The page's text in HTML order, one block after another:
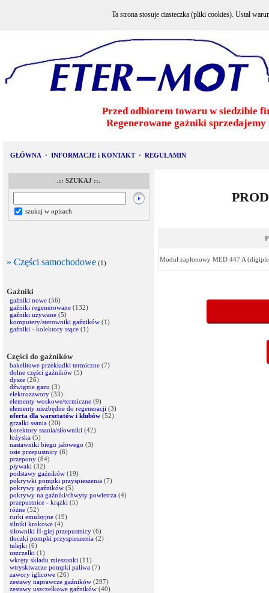
Przed odbiorem towaru w siedzibie
Regenerowane gaźniki
GŁÓWNA · INFORMACJE i KONTAKT · REGULAMIN
.:: SZUKAJ ::.
szukaj w opisach
» Części samochodowe (1)
Gaźniki
gaźniki nowe (56)
gaźniki regenerowane (132)
gaźniki używane (5)
komputery/sterowniki gaźników (1)
gaźniki - kolektory ssące (1)
Części do gaźników
bakelitowe przekładki termiczne (7)
dolne części gaźników (5)
dysze (26)
dźwignie gazu (3)
elektrozawory (33)
elementy woskowe/termiczne (9)
elementy niezbędne do regeneracji (3)
oferta dla warsztatów i klubów (52)
grzałki ssania (20)
korektory ssania/siłowniki (42)
łożyska (5)
nastawniki biegu jałowego (3)
osie przepustnicy (6)
przepony (84)
pływaki (32)
podstawy gaźników (19)
pokrywki pompki przyspieszenia (7)
pokrywy gaźników (5)
pokrywy na gaźniki/chwyty powietrza (4)
przepustnice - krążki (5)
różne (52)
rurki emulsyjne (19)
silniki krokowe (4)
siłowniki II-giej przepustnicy (6)
tłoczki pompki przyspieszenia (2)
tulejki (6)
uszczelki (1)
wkręty składu mieszanki (11)
wtryskiwacze pompki paliwa (7)
zawory iglicowe (26)
zestawy naprawcze gaźników (297)
zestawy uszczelkowe gaźników (40)
Moduł zapłonowy MED 447 A
Ta strona stosuje ciasteczka (pliki cookies). Ustal